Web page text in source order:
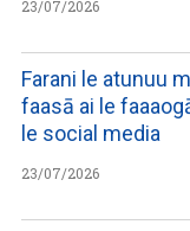
23/07/2026
Farani le atunuu
faasā ai le
le social media
23/07/2026